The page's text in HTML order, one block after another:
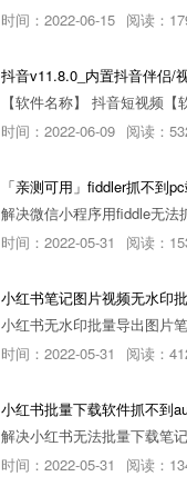
时间：2022-06-15 阅读：
抖音v11.8.0_内置抖音伴侣/
时间：2022-06-09 阅读：
解决微信小程序用fiddle无法
时间：2022-05-31
阅读：
小红书无水印批量导出图片
时间：2022-05-31
阅读：
解决小红书无法批量下载笔记
时间：2022-05-31
阅读：